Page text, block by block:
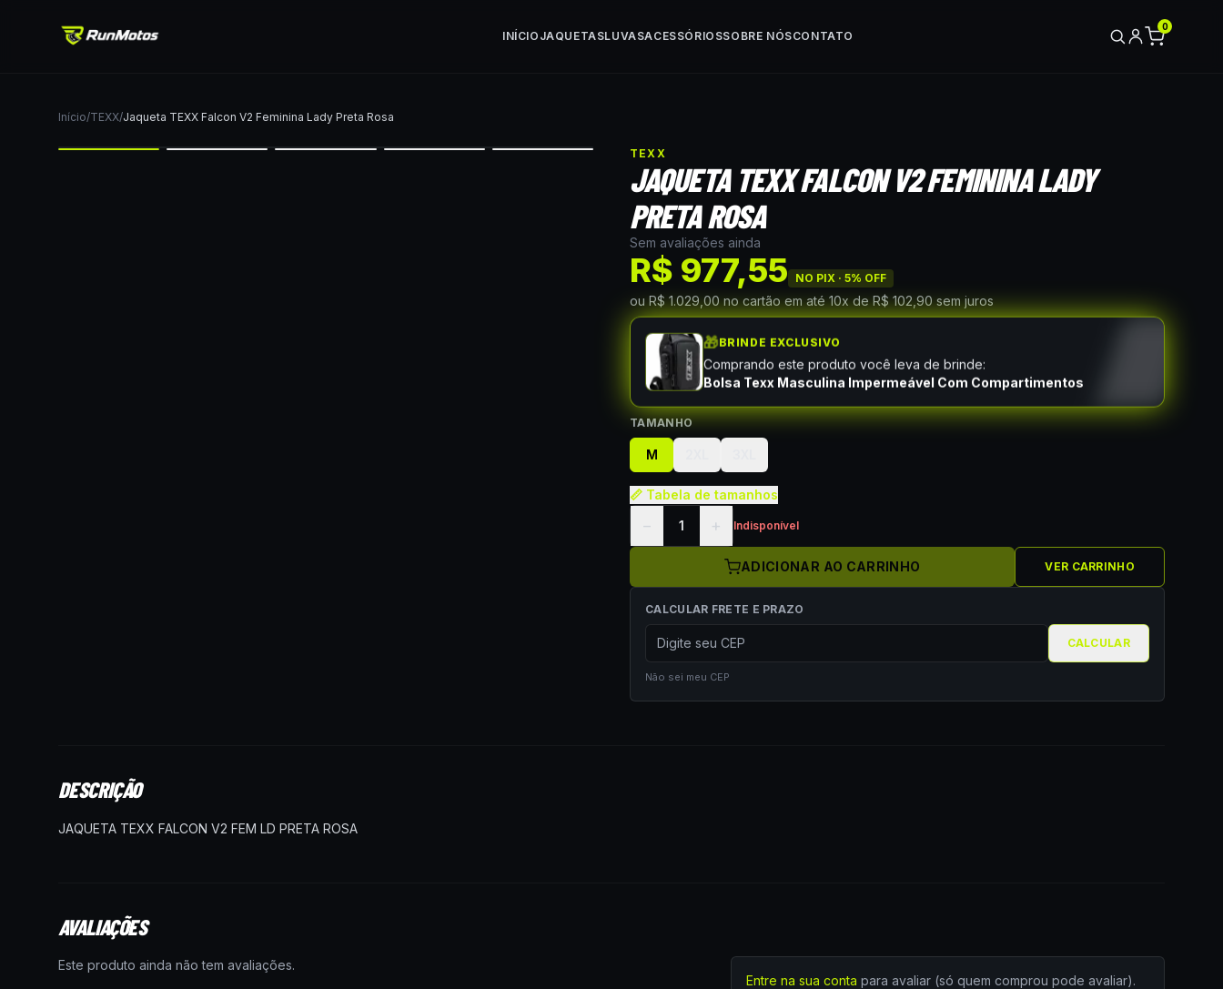
INÍCIO JAQUETASLUVASACESSÓRIOSSOBRE NÓSCONTATO
0
Início/TEXX/Jaqueta TEXX Falcon V2 Feminina Lady Preta Rosa
TEXX
JAQUETA TEXX FALCON V2 FEMININA LADY
PRETA ROSA
Sem avaliações ainda
R$ 977,55 NO PIX · 5% OFF
ou R$ 1.029,00 no cartão em até 10x de R$ 102,90 sem juros
🎁BRINDE EXCLUSIVO
Comprando este produto você leva de brinde:
Bolsa Texx Masculina Impermeável Com Compartimentos
TAMANHO
M
📏 Tabela de tamanhos
− 1 + Indisponível
ADICIONAR AO CARRINHO VER CARRINHO
CALCULAR FRETE E PRAZO
CALCULAR
Não sei meu CEP
DESCRIÇÃO
JAQUETA TEXX FALCON V2 FEM LD PRETA ROSA
AVALIAÇÕES
Este produto ainda não tem avaliações.
Entre na sua conta para avaliar (só quem comprou pode avaliar).